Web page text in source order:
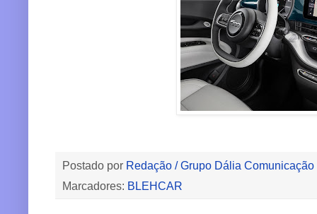
Postado por Redação / Grupo Dália Comunicação
Marcadores: BLEHCAR